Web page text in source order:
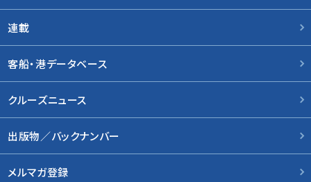
連載
客船・港データベース
クルーズニュース
出版物／バックナンバー
メルマガ登録